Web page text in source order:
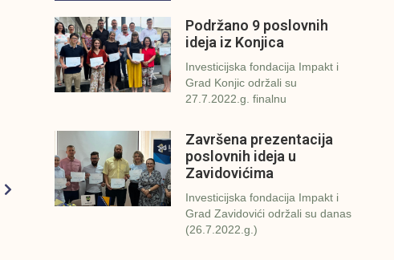
Podržano 9 poslovnih
ideja iz Konjica
Investicijska fondacija Impakt i
Grad Konjic održali su
27.7.2022.g. finalnu
Završena prezentacija
poslovnih ideja u
Zavidovićima
Investicijska fondacija Impakt i
Grad Zavidovići održali su danas
(26.7.2022.g.)